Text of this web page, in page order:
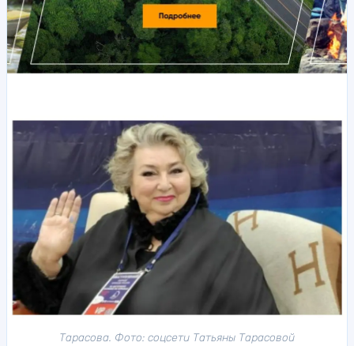
Тарасова. Фото: соцсети Татьяны Тарасовой